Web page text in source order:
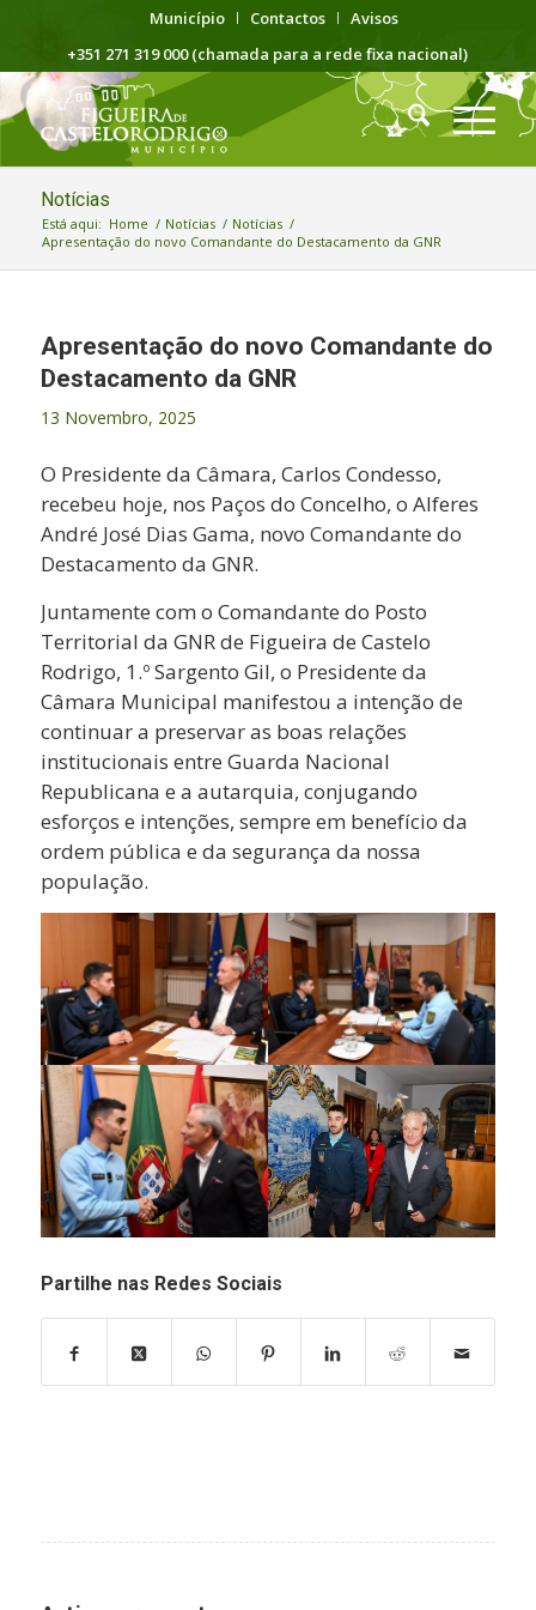
Município Contactos
Avisos
+351 271 319 000 (chamada para a rede fixa nacional)
Notícias
Está aqui: Home / Notícias / Notícias /
Apresentação do novo Comandante do Destacamento da GNR
Apresentação do novo Comandante do
Destacamento da GNR
13 Novembro, 2025
O Presidente da Câmara, Carlos Condesso,
recebeu hoje, nos Paços do Concelho, o Alferes
André José Dias Gama, novo Comandante do
Destacamento da GNR.
Juntamente com o Comandante do Posto
Territorial da GNR de Figueira de Castelo
Rodrigo, 1.º Sargento Gil, o Presidente da
Câmara Municipal manifestou a intenção de
continuar a preservar as boas relações
institucionais entre Guarda Nacional
Republicana e a autarquia, conjugando
esforços e intenções, sempre em benefício da
ordem pública e da segurança da nossa
população.
Partilhe nas Redes Sociais